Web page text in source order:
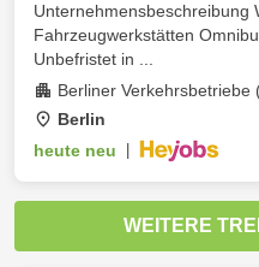
Unternehmensbeschreibung
Fahrzeugwerkstätten
Unbefristet in ...
Berliner Verkehrsbetriebe
Berlin
heute neu
WEITERE